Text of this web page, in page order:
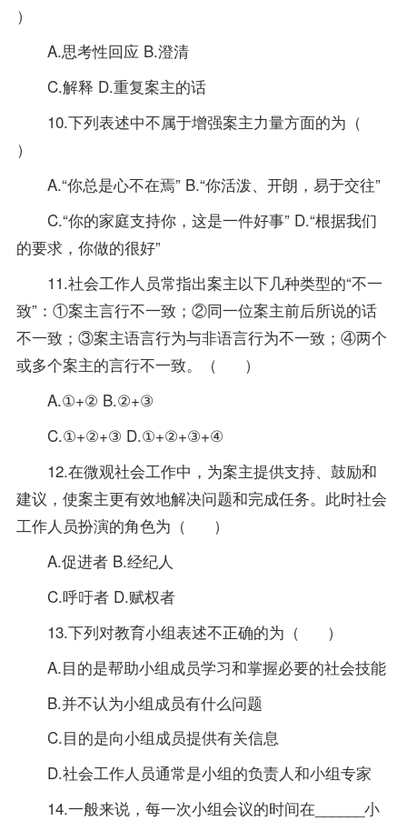
）
A.思考性回应 B.澄清
C.解释 D.重复案主的话
10.下列表述中不属于增强案主力量方面的为（
）
A.“你总是心不在焉” B.“你活泼、开朗，易于交往”
C.“你的家庭支持你，这是一件好事” D.“根据我们
的要求，你做的很好”
11.社会工作人员常指出案主以下几种类型的“不一
致”：①案主言行不一致；②同一位案主前后所说的话
不一致；③案主语言行为与非语言行为不一致；④两个
或多个案主的言行不一致。（ ）
A.①+② B.②+③
C.①+②+③ D.①+②+③+④
12.在微观社会工作中，为案主提供支持、鼓励和
建议，使案主更有效地解决问题和完成任务。此时社会
工作人员扮演的角色为（ ）
A.促进者 B.经纪人
C.呼吁者 D.赋权者
13.下列对教育小组表述不正确的为（ ）
A.目的是帮助小组成员学习和掌握必要的社会技能
B.并不认为小组成员有什么问题
C.目的是向小组成员提供有关信息
D.社会工作人员通常是小组的负责人和小组专家
14.一般来说，每一次小组会议的时间在______小